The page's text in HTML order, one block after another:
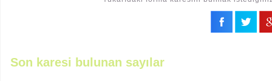
Son karesi bulunan sayılar